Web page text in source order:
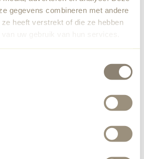
gegevens combineren met andere
heeft verstrekt of die ze hebben
uw gebruik van hun services.